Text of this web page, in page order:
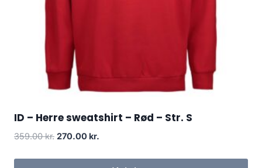
ID – Herre sweatshirt – Rød – Str. S
359.00kr. Original
270.00 kr.